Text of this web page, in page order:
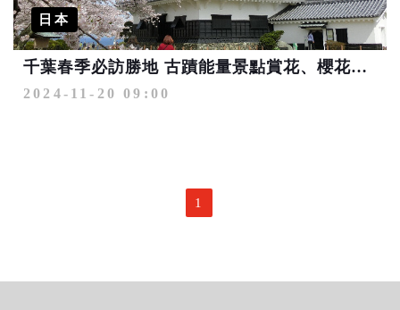
日本
千葉春季必訪勝地 古蹟能量景點賞花、櫻花飛機同框美景
2024-11-20 09:00
1